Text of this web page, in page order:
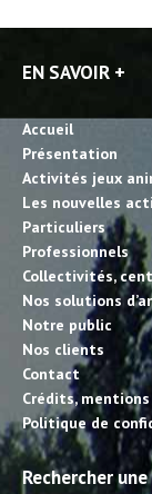
EN SAVOIR +
Accueil
Présentation
Activités jeux
Les nouvelles
Particuliers
Professionnels
Collectivités,
Nos solutions
Notre public
Nos clients
Contact
Crédits,
Politique de
Rechercher